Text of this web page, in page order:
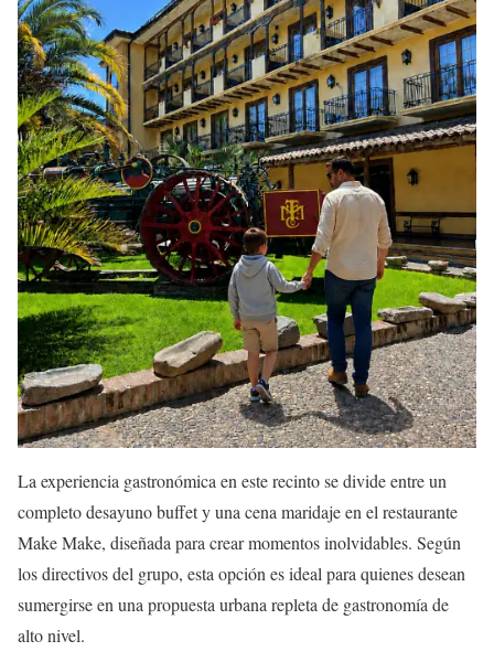
La experiencia gastronómica en este recinto se divide entre un
completo desayuno buffet y una cena maridaje en el restaurante
Make Make, diseñada para crear momentos inolvidables. Según
los directivos del grupo, esta opción es ideal para quienes desean
sumergirse en una propuesta urbana repleta de gastronomía de
alto nivel.